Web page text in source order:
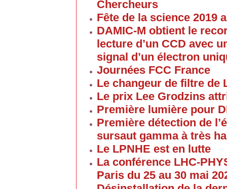
Chercheurs
Fête de la science 2019
DAMIC-M obtient le
lecture d’un CCD avec
signal d’un électron
Journées FCC France
Le changeur de filtre de
Le prix Lee Grodzins
Première lumière pour
Première détection de
sursaut gamma à très
Le LPNHE est en lutte
La conférence LHC-
Paris du 25 au 30 mai